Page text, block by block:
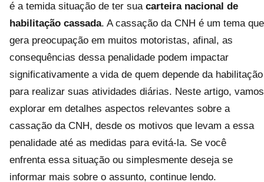
é a temida situação de ter sua carteira nacional de
habilitação cassada. A cassação da CNH é um tema que
gera preocupação em muitos motoristas, afinal, as
consequências dessa penalidade podem impactar
significativamente a vida de quem depende da habilitação
para realizar suas atividades diárias. Neste artigo, vamos
explorar em detalhes aspectos relevantes sobre a
cassação da CNH, desde os motivos que levam a essa
penalidade até as medidas para evitá-la. Se você
enfrenta essa situação ou simplesmente deseja se
informar mais sobre o assunto, continue lendo.